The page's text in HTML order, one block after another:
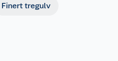
Finert tregulv